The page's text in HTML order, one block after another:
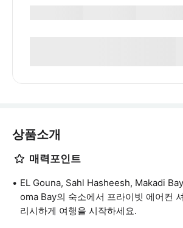
상품소개
매력포인트
EL Gouna, Sahl Hasheesh, Makadi
oma Bay의 숙소에서 프라이빗 에어컨
리시하게 여행을 시작하세요.